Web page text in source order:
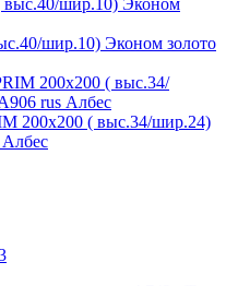
шир.10) Эконом золото
200х200 ( выс.34/шир.24)